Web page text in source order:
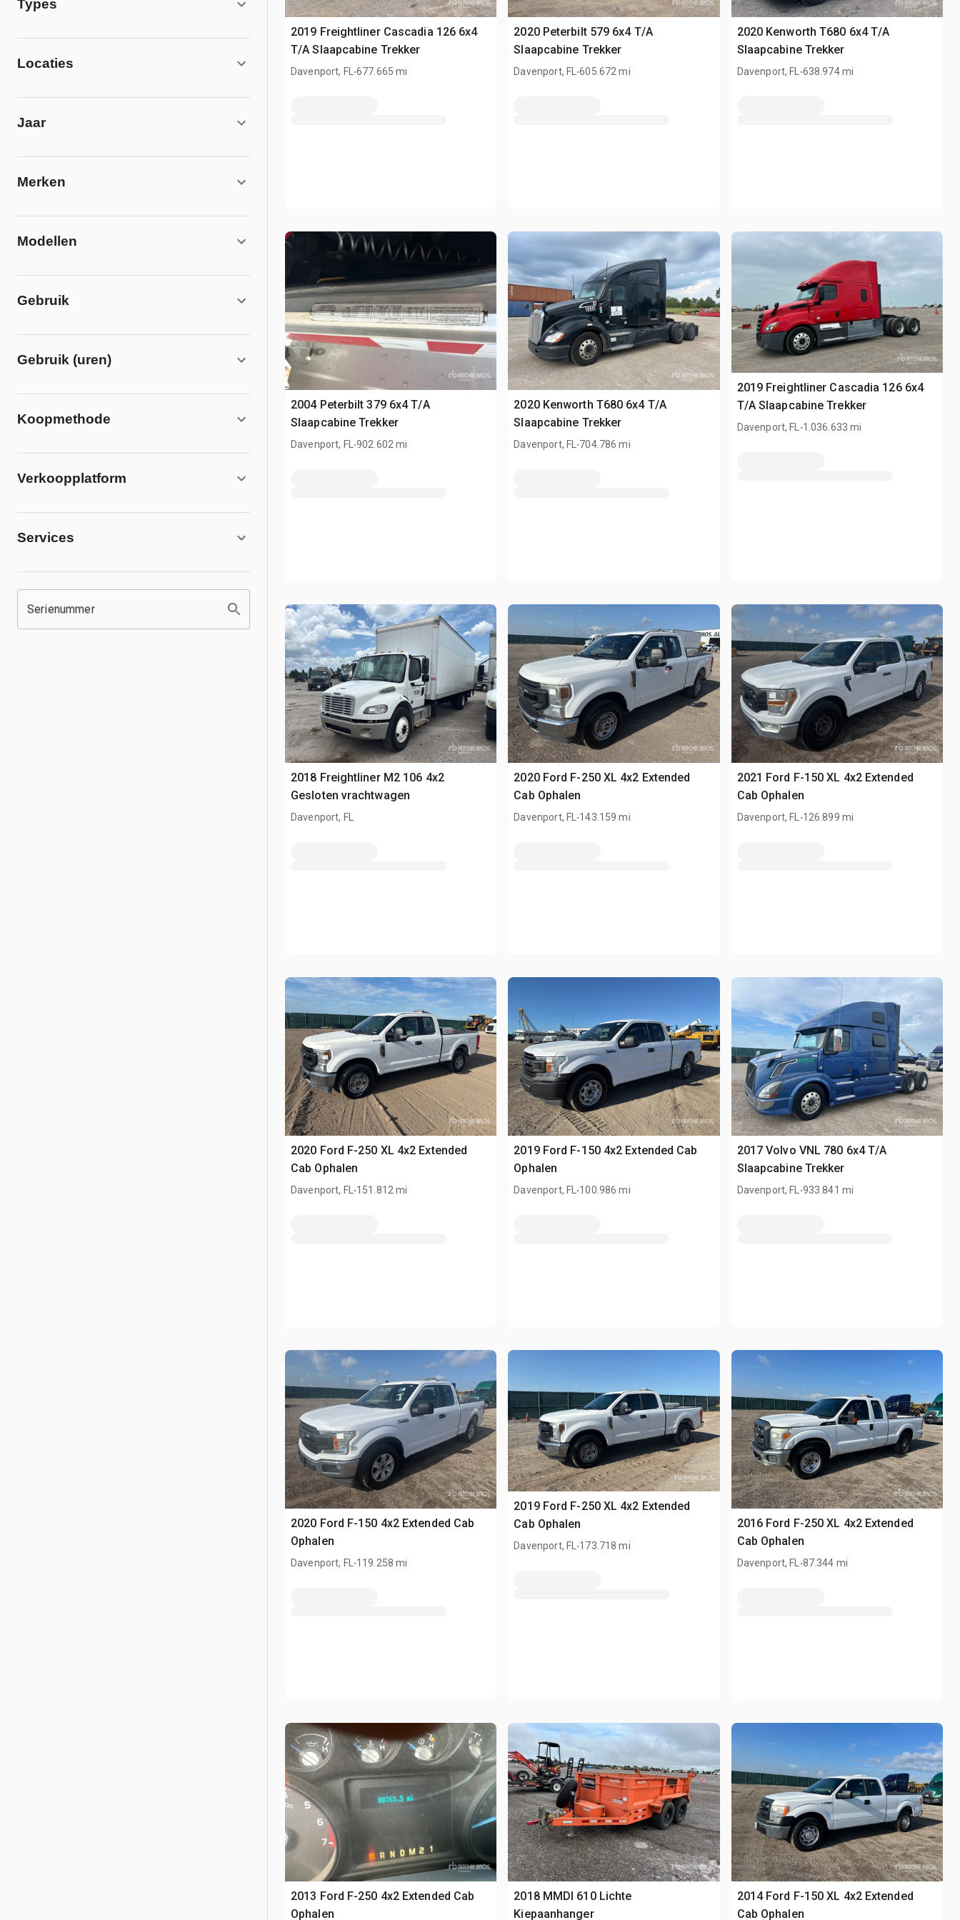
Types
Locaties
Jaar
Merken
Modellen
Gebruik
Gebruik (uren)
Koopmethode
Verkoopplatform
Services
Serienummer
2019 Freightliner Cascadia 126 6x4
T/A Slaapcabine Trekker
Davenport, FL.677.665 mi
2020 Peterbilt 579 6x4 T/A
Slaapcabine Trekker
Davenport, FL.605.672 mi
2020 Kenworth T680 6x4 T/A
Slaapcabine Trekker
Davenport, FL.638.974 mi
2004 Peterbilt 379 6x4 T/A
Slaapcabine Trekker
Davenport, FL.902.602 mi
2020 Kenworth T680 6x4 T/A
Slaapcabine Trekker
Davenport, FL.704.786 mi
2019 Freightliner Cascadia 126 6x4
T/A Slaapcabine Trekker
Davenport, FL .1.036.633 mi
2018 Freightliner M2 106 4x2
Gesloten vrachtwagen
Davenport, FL
2020 Ford F-250 XL 4x2 Extended
Cab Ophalen
Davenport, FL.143.159 mi
2021 Ford F-150 XL 4x2 Extended
Cab Ophalen
Davenport, FL.126.899 mi
2020 Ford F-250 XL 4x2 Extended
Cab Ophalen
Davenport, FL.151.812 mi
2019 Ford F-150 4x2 Extended Cab
Ophalen
Davenport, FL.100.986 mi
2017 Volvo VNL 780 6x4 T/A
Slaapcabine Trekker
Davenport, FL.933.841 mi
2020 Ford F-150 4x2 Extended Cab
Ophalen
Davenport, FL.119.258 mi
2019 Ford F-250 XL 4x2 Extended
Cab Ophalen
Davenport, FL .173.718 mi
2016 Ford F-250 XL 4x2 Extended
Cab Ophalen
Davenport, FL.87.344 mi
2013 Ford F-250 4x2 Extended Cab
Ophalen
2018 MMDI 610 Lichte
Kiepaanhanger
2014 Ford F-150 XL 4x2 Extended
Cab Ophalen